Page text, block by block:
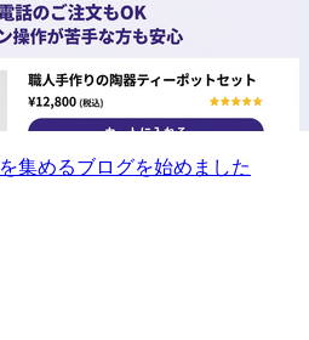
集めるブログを始めました